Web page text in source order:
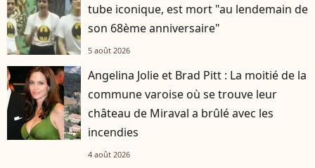
tube iconique, est mort "au lendemain de
son 68ème anniversaire"
5 août 2026
Angelina Jolie et Brad Pitt : La moitié de la
commune varoise où se trouve leur
château de Miraval a brûlé avec les
incendies
4 août 2026